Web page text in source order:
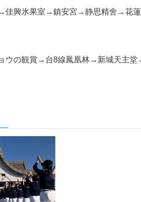
興氷果室→鎮安宮→静思精舍→花蓮
ウの観賞→台8線鳳凰林→新城天主